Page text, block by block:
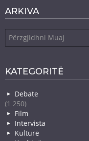
ARKIVA
KATEGORITË
Debate
(1 250)
Film
Intervista
Kulturë